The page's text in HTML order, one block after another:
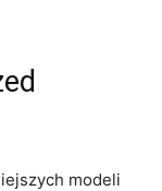
modeli